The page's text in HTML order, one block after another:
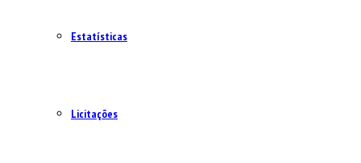
Estatísticas
Licitações